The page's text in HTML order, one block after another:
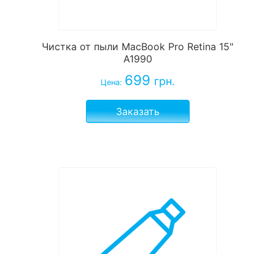
Чистка от пыли MacBook Pro Retina 15"
A1990
Цена: 699 грн.
Заказать